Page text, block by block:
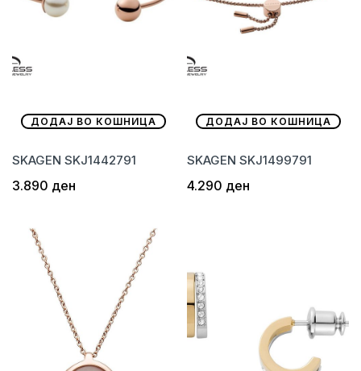
ДОДАЈ ВО КОШНИЦА
SKAGEN SKJ1442791
3.890 ден
ДОДАЈ ВО КОШНИЦА
SKAGEN SKJ1499791
4.290 ден